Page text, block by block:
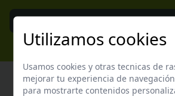
Enviar
Utilizamos cookies
Usamos cookies y otras tecnicas de
mejorar tu experiencia de
para mostrarte contenidos